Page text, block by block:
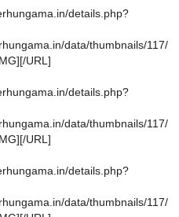
details.php?
data/thumbnails/117/
URL]
details.php?
data/thumbnails/117/
URL]
details.php?
data/thumbnails/117/